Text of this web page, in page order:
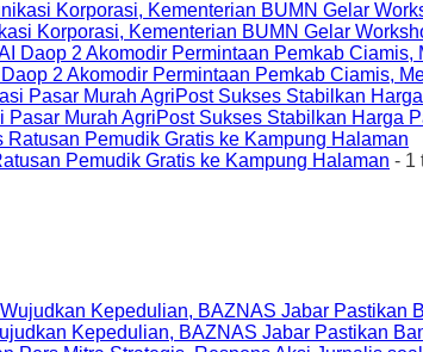
Korporasi, Kementerian BUMN Gelar
2 Akomodir Permintaan Pemkab Ciamis,
Pasar Murah AgriPost Sukses Stabilkan Harga
Pemudik Gratis ke Kampung Halaman - 1
Kepedulian, BAZNAS Jabar Pastikan